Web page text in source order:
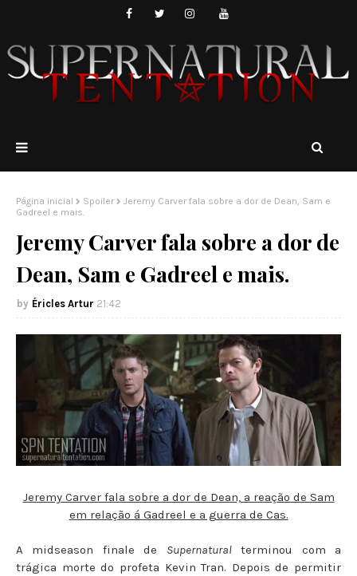
Página inicial Spoiler
Jeremy Carver fala sobre a dor de Dean, Sam e
Gadreel e mais.
Jeremy Carver fala sobre a dor de
Dean, Sam e Gadreel e mais.
Éricles Artur 21:42
Jeremy Carver fala sobre a dor de Dean, a reação de Sam
em relação á Gadreel e a guerra de Cas.
A midseason finale de Supernaturalterminou com a
trágica morte do profeta Kevin Tran. Depois de permitir